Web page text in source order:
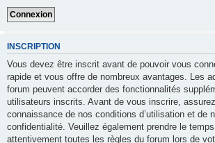
INSCRIPTION
Vous devez être inscrit avant de pouvoir vous
rapide et vous offre de nombreux avantages. Les
forum peuvent accorder des fonctionnalités
utilisateurs inscrits. Avant de vous inscrire,
connaissance de nos conditions d’utilisation et de
confidentialité. Veuillez également prendre le
attentivement toutes les règles du forum lors de